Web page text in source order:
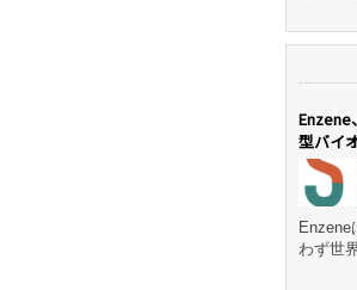
Enzene
型バイ
ト「
Enzene
わず世